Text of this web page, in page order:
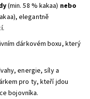
(min. 58 % kakaa) nebo
elegantně
dárkovém boxu, který
energie, síly a
pro ty, kteří jdou
bojovníka.